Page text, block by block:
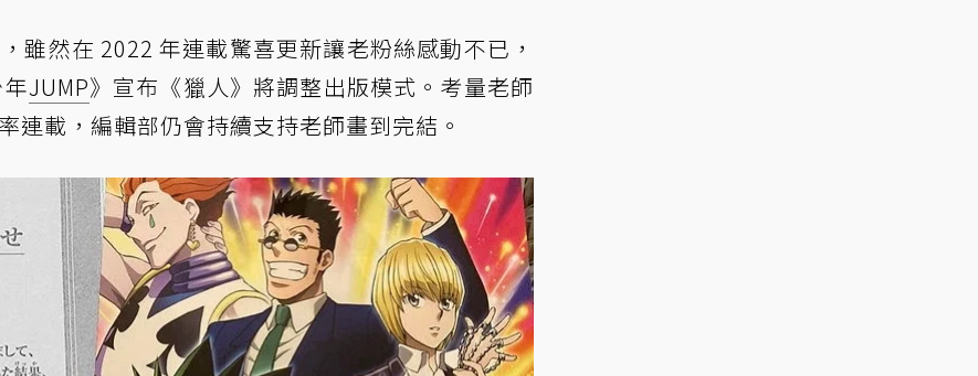
雖然在 2022 年連載驚喜更新讓老粉絲感動不已，
JUMP》宣布《獵人》將調整出版模式。考量老師
連載，編輯部仍會持續支持老師畫到完結。